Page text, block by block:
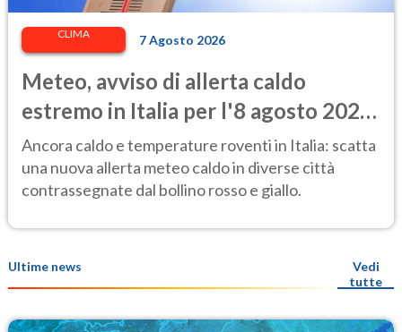
CLIMA 7 Agosto 2026
Meteo, avviso di allerta caldo
estremo in Italia per l'8 agosto 2026:
le città a rischio per il Ministero della
Salute
Ancora caldo e temperature roventi in Italia: scatta
una nuova allerta meteo caldo in diverse città
contrassegnate dal bollino rosso e giallo.
Ultime news
Vedi
tutte